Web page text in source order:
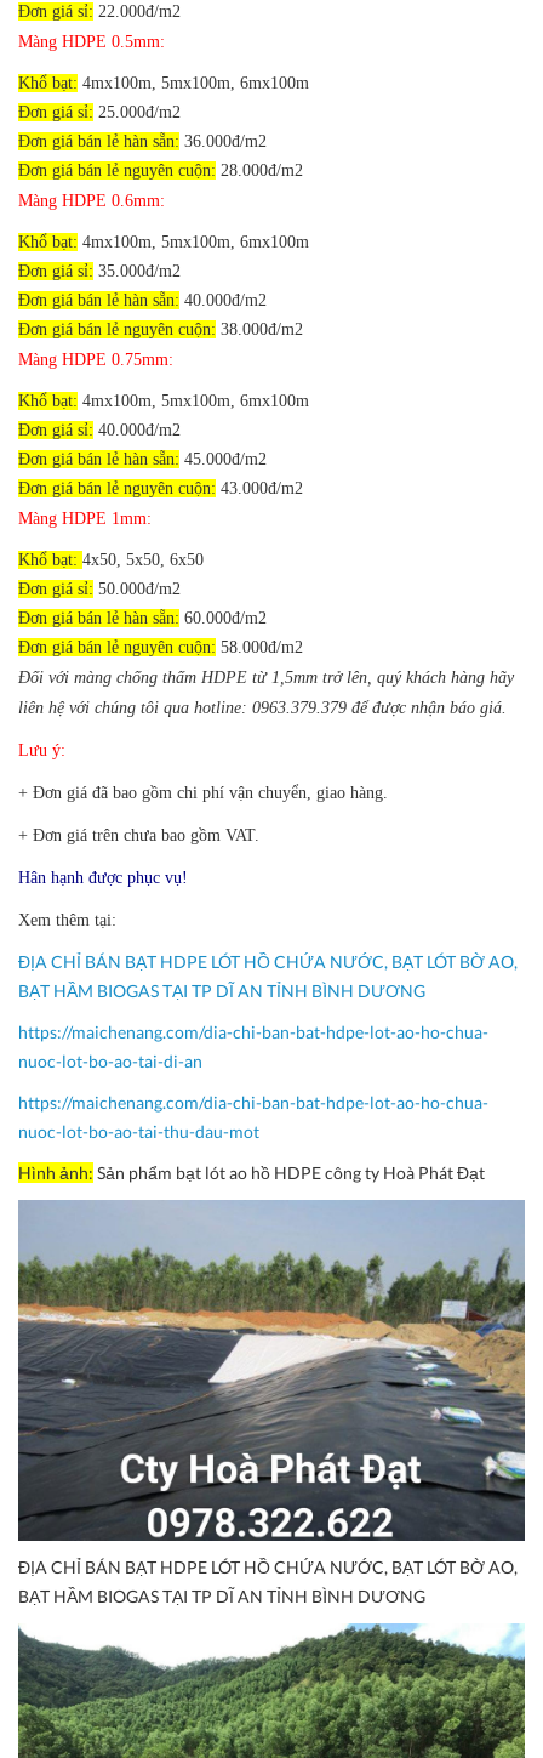
Đơn giá sỉ: 22.000đ/m2
Màng HDPE 0.5mm:
Khổ bạt: 4mx100m, 5mx100m, 6mx100m
Đơn giá sỉ: 25.000đ/m2
Đơn giá bán lẻ hàn sẵn: 36 .000đ/m2
Đơn giá bán lẻ nguyên cuộn: 28.000đ/m2
Màng HDPE 0.6mm:
Khổ bạt: 4mx100m, 5mx100m, 6mx100m
Đơn giá sỉ: 35.000đ/m2
Đơn giá bán lẻ hàn sẵn: 40 .000đ/m2
Đơn giá bán lẻ nguyên cuộn: 38.000đ/m2
Màng HDPE 0.75mm:
Khổ bạt: 4mx100m, 5mx100m, 6mx100m
Đơn giá sỉ: 40.000đ/m2
Đơn giá bán lẻ hàn sẵn: 45 .000đ/m2
Đơn giá bán lẻ nguyên cuộn: 43.000đ/m2
Màng HDPE 1mm:
Khổ bạt: 4x50, 5x50, 6x50
Đơn giá sỉ: 50.000đ/m2
Đơn giá bán lẻ hàn sẵn: 60 .000đ/m2
Đơn giá bán lẻ nguyên cuộn: 58.000đ/m2
Đối với màng chống thấm HDPE từ 1,5mm trở lên, quý khách hàng hãy
liên hệ với chúng tôi qua hotline: 0963.379.379 để được nhận báo giá.
Lưu ý:
+ Đơn giá đã bao gồm chi phí vận chuyển, giao hàng.
+ Đơn giá trên chưa bao gồm VAT.
Hân hạnh được phục vụ!
Xem thêm tại:
ĐỊA CHỈ BÁN BẠT HDPE LÓT HỒ CHỨA NƯỚC, BẠT LÓT BỜ AO,
BẠT HẦM BIOGAS TẠI TP DĨ AN TỈNH BÌNH DƯƠNG
https://maichenang.com/dia-chi-ban-bat-hdpe-lot-ao-ho-chua-
nuoc-lot-bo-ao-tai-di-an
https://maichenang.com/dia-chi-ban-bat-hdpe-lot-ao-ho-chua-
nuoc-lot-bo-ao-tai-thu-dau-mot
Hình ảnh: Sản phẩm bạt lót ao hồ HDPE công ty Hoà Phát Đạt
ĐỊA CHỈ BÁN BẠT HDPE LÓT HỒ CHỨA NƯỚC, BẠT LÓT BỜ AO,
BẠT HẦM BIOGAS TẠI TP DĨ AN TỈNH BÌNH DƯƠNG